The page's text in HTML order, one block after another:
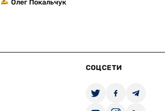
Олег Покальчук
СОЦСЕТИ